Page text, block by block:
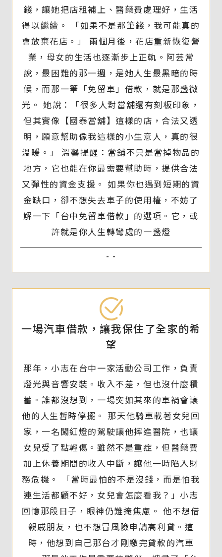
錢，讓她把店租補上、醫藥費處理好，生活
得以繼續。 「如果不是那筆錢，我可能真的
會放棄花店。」 兩個月後，花店重新恢復營
業，母女的生活也逐漸步上正軌。阿芸常
說，最困難的那一週，是她人生最黑暗的時
候，而那一筆「免留車」借款，就是那盞微
光。 她說：「很多人對當舖還有刻板印象，
但其實像【國泰當舖】這樣的店，合法又透
明，願意幫助像我這樣的小生意人，真的很
溫暖。」 溫馨提醒：當舖不只是當掉物品的
地方，它也能在你最需要幫助時，提供合法
又彈性的資金支援。 如果你也遇到短期的資
金缺口，卻不想失去車子的使用權，不妨了
解一下「台中免留車借款」的選項。它，或
許就是你人生轉彎處的一盞燈
- -
一場汽車借款，讓我保住了全家的希
望
那年，小志在台中一家活動公司工作，負責
燈光與音響安裝。收入不差，但也沒什麼積
蓄。誰都沒想到，一場突如其來的車禍會讓
他的人生暫時停擺。 那天他騎車載著女兒回
家，一名闖紅燈的駕駛讓他摔進醫院，也讓
女兒受了點輕傷。雖然不是重症，但醫藥費
加上休養期間的收入中斷，讓他一時陷入財
務危機。 「當時最怕的不是沒錢，而是怕我
連生活都顧不好，女兒會怎麼看我？」小志
回憶那段日子，眼神仍難掩焦慮。 他不想借
親戚朋友，也不想冒風險申請高利貸。這
時，他想到自己那台才剛繳完貸款的汽車